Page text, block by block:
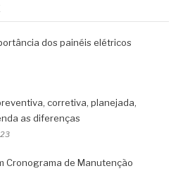
dos painéis elétricos
corretiva, planejada,
as diferenças
Cronograma de Manutenção